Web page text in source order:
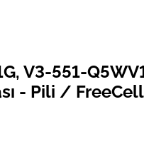
V3-551-
- Pili /